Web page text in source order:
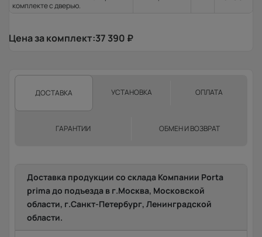
комплекте с дверью.
Цена за комплект:37 390 ₽
ДОСТАВКА УСТАНОВКА ОПЛАТА
ГАРАНТИИ ОБМЕН И ВОЗВРАТ
Доставка продукции со склада Компании Porta
prima до подъезда в г.Москва, Московской
области, г.Санкт-Петербург, Ленинградской
области.